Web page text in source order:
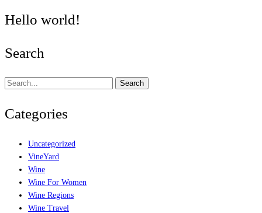
Hello world!
Search
Search
Categories
Uncategorized
VineYard
Wine
Wine For Women
Wine Regions
Wine Travel